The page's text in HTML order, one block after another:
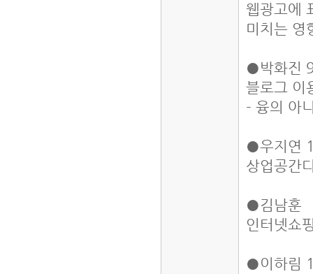
웹광고에
미치는 영
●박화진
블로그 이
- 융의 아
●우지연
상업공간
●김남
인터넷쇼
●이하림